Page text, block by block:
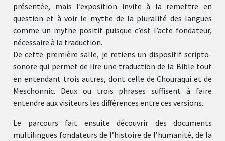
présentée, mais l’exposition invite à la remettre en
question et à voir le mythe de la pluralité des langues
comme un mythe positif puisque c’est l’acte fondateur,
nécessaire à la traduction.
De cette première salle, je retiens un dispositif scripto-
sonore qui permet de lire une traduction de la Bible tout
en entendant trois autres, dont celle de Chouraqui et de
Meschonnic. Deux ou trois phrases suffisent à faire
entendre aux visiteurs les différences entre ces versions.
Le parcours fait ensuite découvrir des documents
multilingues fondateurs de l’histoire de l’humanité, de la